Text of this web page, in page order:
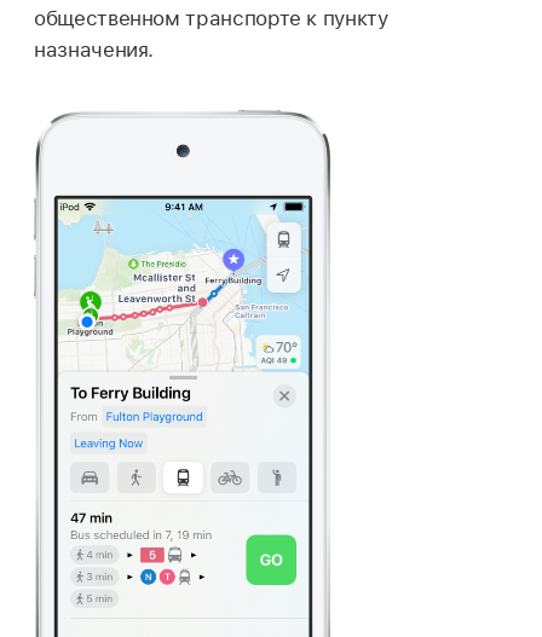
общественном транспорте к пункту
назначения.